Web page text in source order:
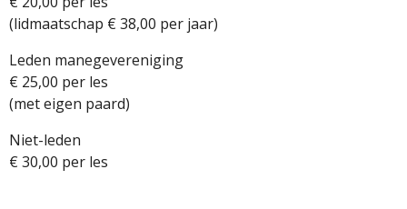
(lidmaatschap € 38,00 per jaar)
Leden manegevereniging
€ 25,00 per les
(met eigen paard)
Niet-leden
€ 30,00 per les